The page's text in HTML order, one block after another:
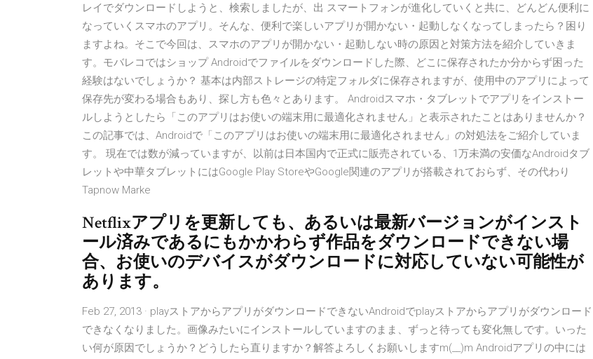
レイでダウンロードしようと、検索しましたが、出 スマートフォンが進化していくと共に、どんどん便利に
なっていくスマホのアプリ。そんな、便利で楽しいアプリが開かない・起動しなくなってしまったら？困り
ますよね。そこで今回は、スマホのアプリが開かない・起動しない時の原因と対策方法を紹介していきま
す。モバレコではショップ Androidでファイルをダウンロードした際、どこに保存されたか分からず困った
経験はないでしょうか？ 基本は内部ストレージの特定フォルダに保存されますが、使用中のアプリによって
保存先が変わる場合もあり、探し方も色々とあります。 Androidスマホ・タブレットでアプリをインストー
ルしようとしたら「このアプリはお使いの端末用に最適化されません」と表示されたことはありませんか？
この記事では、Androidで「このアプリはお使いの端末用に最適化されません」の対処法をご紹介していま
す。 現在では数が減っていますが、以前は日本国内で正式に販売されている、1万未満の安価なAndroidタブ
レットや中華タブレットにはGoogle Play StoreやGoogle関連のアプリが搭載されておらず、その代わり
Tapnow Marke
Netflixアプリを更新しても、あるいは最新バージョンがインスト
ール済みであるにもかかわらず作品をダウンロードできない場
合、お使いのデバイスがダウンロードに対応していない可能性が
あります。
Feb 27, 2013 · playストアからアプリがダウンロードできないAndroidでplayストアからアプリがダウンロード
できなくなりました。画像みたいにインストールしていますのまま、ずっと待っても変化無しです。いった
い何が原因でしょうか？どうしたら直りますか？解答よろしくお願いしますm(__)m Androidアプリの中には